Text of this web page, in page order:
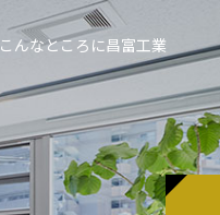
こんなところに昌富工業